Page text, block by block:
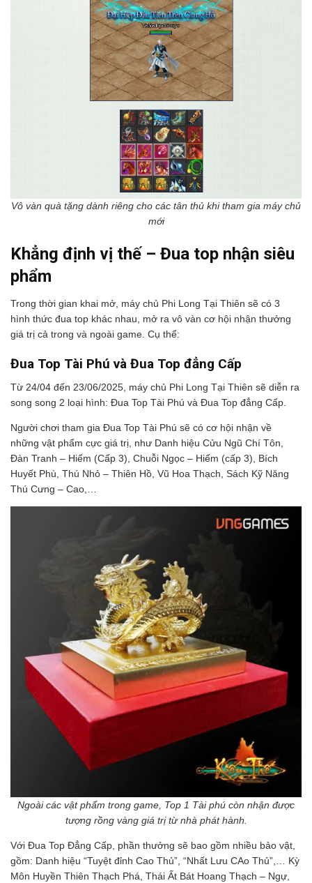
Vô vàn quà tặng dành riêng cho các tân thủ khi tham gia máy chủ
mới
Khẳng định vị thế – Đua top nhận siêu
phẩm
Trong thời gian khai mở, máy chủ Phi Long Tại Thiên sẽ có 3
hình thức đua top khác nhau, mở ra vô vàn cơ hội nhận thưởng
giá trị cả trong và ngoài game. Cụ thể:
Đua Top Tài Phú và Đua Top đẳng Cấp
Từ 24/04 đến 23/06/2025, máy chủ Phi Long Tại Thiên sẽ diễn ra
song song 2 loại hình: Đua Top Tài Phú và Đua Top đẳng Cấp.
Người chơi tham gia Đua Top Tài Phú sẽ có cơ hội nhận về
những vật phẩm cực giá trị, như Danh hiệu Cửu Ngũ Chí Tôn,
Đàn Tranh – Hiếm (Cấp 3), Chuỗi Ngọc – Hiếm (cấp 3), Bích
Huyết Phù, Thú Nhỏ – Thiên Hồ, Vũ Hoa Thạch, Sách Kỹ Năng
Thú Cưng – Cao,…
Ngoài các vật phẩm trong game, Top 1 Tài phú còn nhận được
tượng rồng vàng giá trị từ nhà phát hành.
Với Đua Top Đẳng Cấp, phần thưởng sẽ bao gồm nhiều bảo vật,
gồm: Danh hiệu “Tuyệt đỉnh Cao Thủ”, “Nhất Lưu CAo Thủ”,… Kỳ
Môn Huyền Thiên Thạch Phá, Thái Ất Bát Hoang Thạch – Ngự,